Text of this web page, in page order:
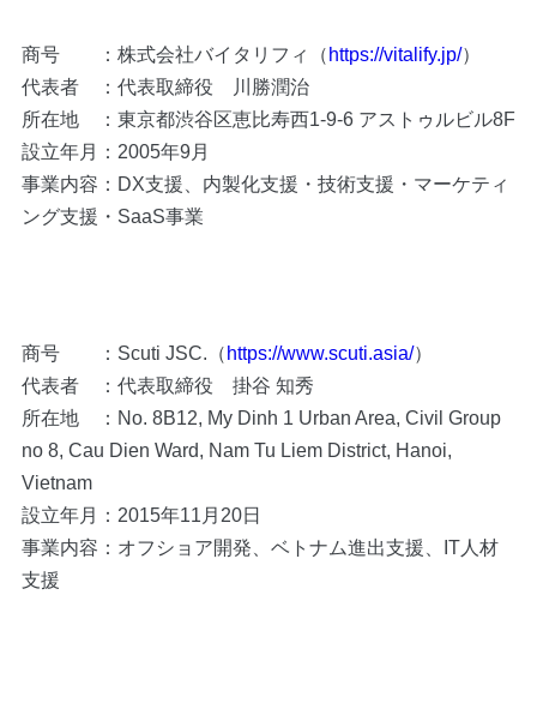
商号 ：株式会社バイタリフィ（ https://vitalify.jp/）
代表者 ：代表取締役 川勝潤治
所在地 ：東京都渋谷区恵比寿西1-9-6 アストゥルビル8F
設立年月：2005年9月
事業内容：DX支援、内製化支援・技術支援・マーケティ
ング支援・SaaS事業
商号 ：Scuti JSC.（ https://www.scuti.asia/）
代表者 ：代表取締役 掛谷 知秀
所在地 ：No. 8B12, My Dinh 1 Urban Area, Civil Group
no 8, Cau Dien Ward, Nam Tu Liem District, Hanoi,
Vietnam
設立年月：2015年11月20日
事業内容：オフショア開発、ベトナム進出支援、IT人材
支援